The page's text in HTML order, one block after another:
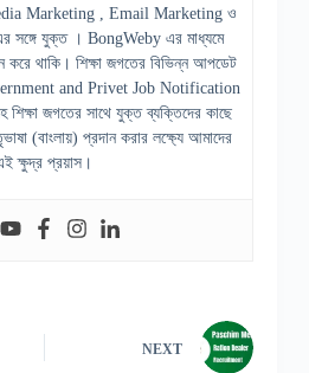
Marketing , Email Marketing ও
যুক্ত । BongWeby এর মাধ্যমে
করে থাকি। শিক্ষা জগতের বিভিন্ন আপডেট
and Privet Job Notification
জগতের সাথে যুক্ত ব্যক্তিদের কাছে
(বাংলায়) প্রদান করার লক্ষ্যে আমাদের
ক্ষুদ্র প্রয়াস।
NEXT